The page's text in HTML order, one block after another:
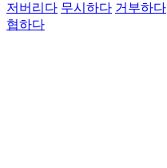
저버리다 무시하다 거부하다
협하다